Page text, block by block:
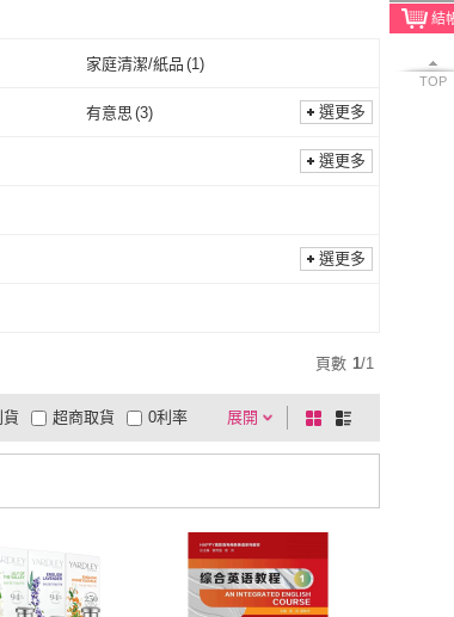
TOP
家庭清潔/紙品 (1)
有意思 (3) 選更多
選更多
選更多
頁數 1/1
展開
影片
電視購物
超商取貨 0利率
棋
盤
列